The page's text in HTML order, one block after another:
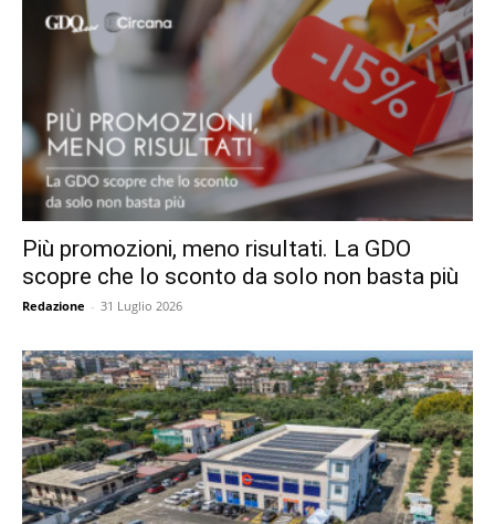
Più promozioni, meno risultati. La GDO
scopre che lo sconto da solo non basta più
Redazione - 31 Luglio 2026